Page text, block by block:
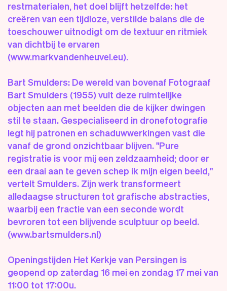
restmaterialen, het doel blijft hetzelfde: het
creëren van een tijdloze, verstilde balans die de
toeschouwer uitnodigt om de textuur en ritmiek
van dichtbij te ervaren
(www.markvandenheuvel.eu).
Bart Smulders: De wereld van bovenaf Fotograaf
Bart Smulders (1955) vult deze ruimtelijke
objecten aan met beelden die de kijker dwingen
stil te staan. Gespecialiseerd in dronefotografie
legt hij patronen en schaduwwerkingen vast die
vanaf de grond onzichtbaar blijven. "Pure
registratie is voor mij een zeldzaamheid; door er
een draai aan te geven schep ik mijn eigen beeld,"
vertelt Smulders. Zijn werk transformeert
alledaagse structuren tot grafische abstracties,
waarbij een fractie van een seconde wordt
bevroren tot een blijvende sculptuur op beeld.
(www.bartsmulders.nl)
Openingstijden Het Kerkje van Persingen is
geopend op zaterdag 16 mei en zondag 17 mei van
11:00 tot 17:00u.